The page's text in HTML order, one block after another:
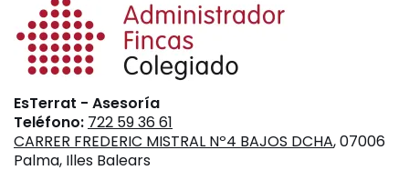
EsTerrat - Asesoría
Teléfono: 722 59 36 61
CARRER FREDERIC MISTRAL Nº4 BAJOS DCHA, 07006
Palma, Illes Balears